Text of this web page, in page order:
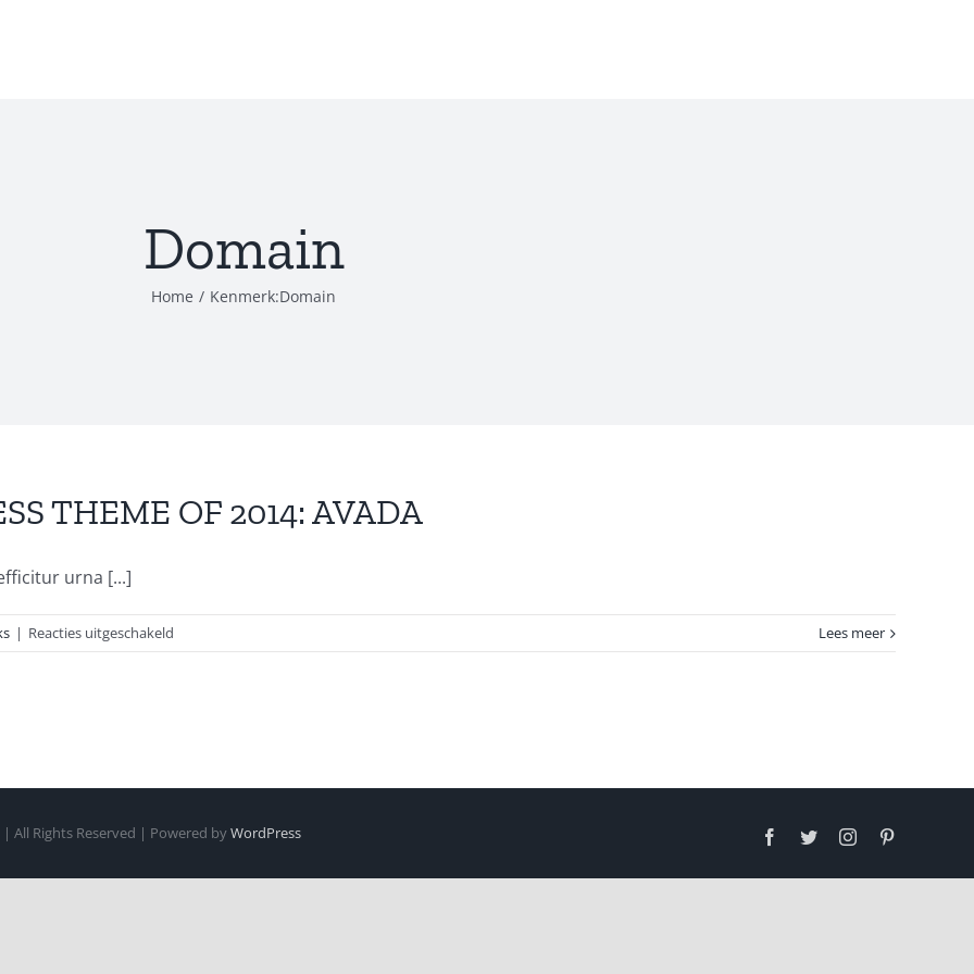
Domain
Home / Kenmerk:Domain
THEME OF 2014: AVADA
urna [...]
| Reacties uitgeschakeld
OUR
Lees meer
| All Rights Reserved | Powered byWordPress Facebook
TwitterInstagram